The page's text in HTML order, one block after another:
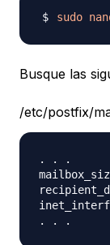
sudo
Busque las
/etc/postfix/
. . .